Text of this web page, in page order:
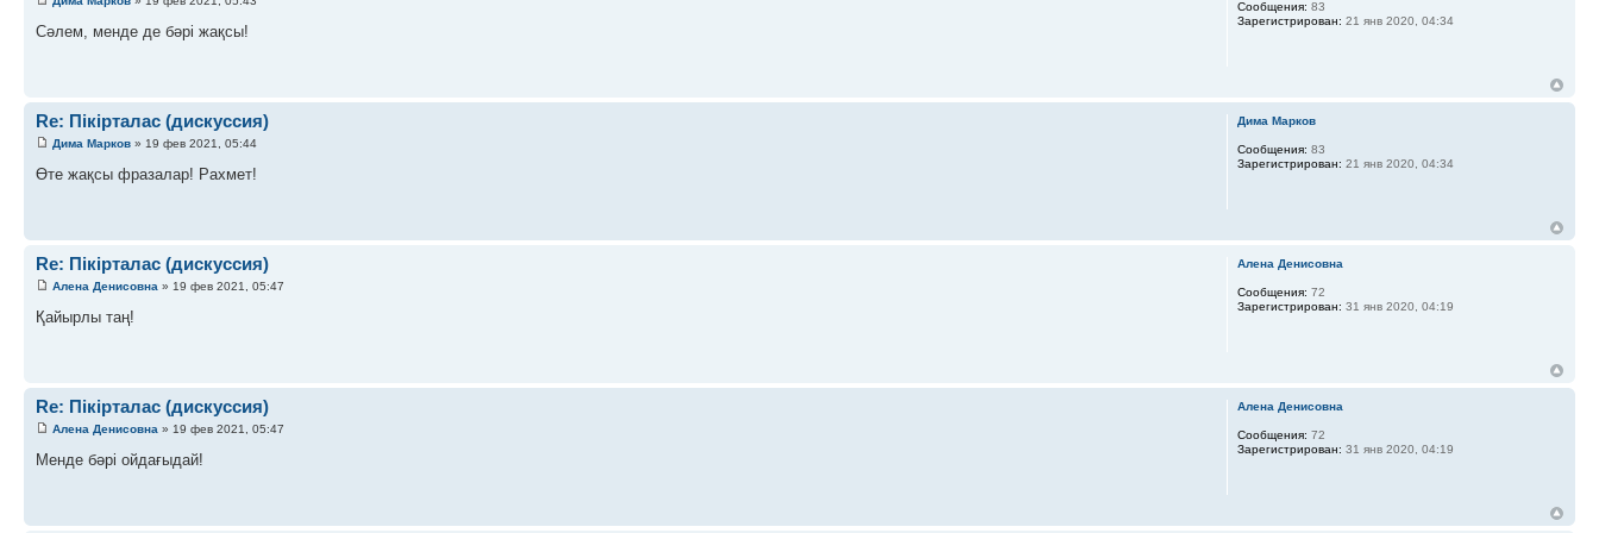
Сәлем, менде де бәрі жақсы!
Сообщения: 83
Зарегистрирован: 21 янв 2020, 04:34
Re: Пікірталас (дискуссия)
Дима Марков » 19 фев 2021, 05:44
Өте жақсы фразалар! Рахмет!
Дима Марков
Сообщения: 83
Зарегистрирован: 21 янв 2020, 04:34
Re: Пікірталас (дискуссия)
Алена Денисовна » 19 фев 2021, 05:47
Қайырлы таң!
Алена Денисовна
Сообщения: 72
Зарегистрирован: 31 янв 2020, 04:19
Re: Пікірталас (дискуссия)
Алена Денисовна » 19 фев 2021, 05:47
Менде бәрі ойдағыдай!
Алена Денисовна
Сообщения: 72
Зарегистрирован: 31 янв 2020, 04:19